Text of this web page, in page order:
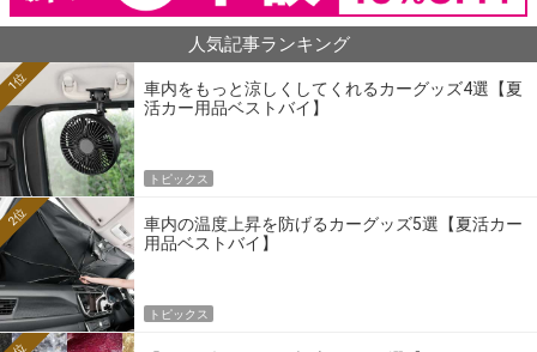
人気記事ランキング
車内をもっと涼しくしてくれるカーグッズ4選【夏
活カー用品ベストバイ】
1位
トピックス
車内の温度上昇を防げるカーグッズ5選【夏活カー
用品ベストバイ】
2位
トピックス